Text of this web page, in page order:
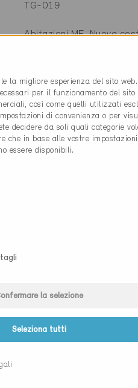
TG-019
Abitazioni MF, Nuova
Definitivo 21.3.2000
di calore
la migliore esperienza del sito
per il funzionamento del sito
così come quelli utilizzati
di convenienza o per
decidere da soli quali categorie
che in base alle vostre
essere disponibili.
la selezione
Seleziona tutti